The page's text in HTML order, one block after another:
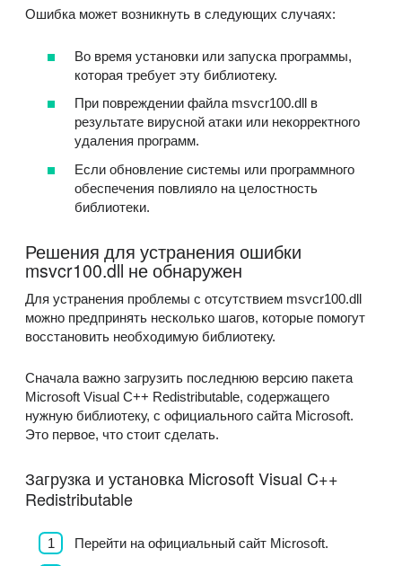
Ошибка может возникнуть в следующих случаях:
Во время установки или запуска программы,
которая требует эту библиотеку.
При повреждении файла msvcr100.dll в
результате вирусной атаки или некорректного
удаления программ.
Если обновление системы или программного
обеспечения повлияло на целостность
библиотеки.
Решения для устранения ошибки
msvcr100.dll не обнаружен
Для устранения проблемы с отсутствием msvcr100.dll
можно предпринять несколько шагов, которые помогут
восстановить необходимую библиотеку.
Сначала важно загрузить последнюю версию пакета
Microsoft Visual C++ Redistributable, содержащего
нужную библиотеку, с официального сайта Microsoft.
Это первое, что стоит сделать.
Загрузка и установка Microsoft Visual C++
Redistributable
Перейти на официальный сайт Microsoft.